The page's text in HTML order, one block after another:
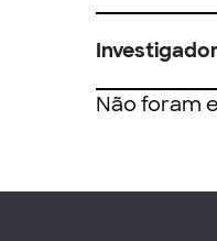
Não foram